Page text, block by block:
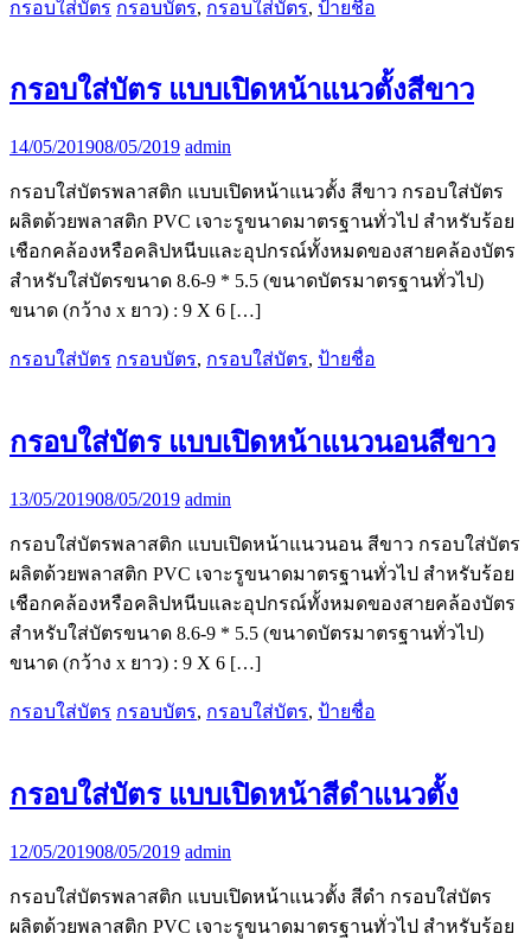
กรอบใส่บัตร กรอบบัตร, กรอบใส่บัตร, ป้ายชื่อ
กรอบใส่บัตร แบบเปิดหน้าแนวตั้งสีขาว
14/05/201908/05/2019 admin
กรอบใส่บัตรพลาสติก แบบเปิดหน้าแนวตั้ง สีขาว กรอบใส่บัตร
ผลิตด้วยพลาสติก PVC เจาะรูขนาดมาตรฐานทั่วไป สำหรับร้อย
เชือกคล้องหรือคลิปหนีบและอุปกรณ์ทั้งหมดของสายคล้องบัตร
สำหรับใส่บัตรขนาด 8.6-9 * 5.5 (ขนาดบัตรมาตรฐานทั่วไป)
ขนาด (กว้าง x ยาว) : 9 X 6 […]
กรอบใส่บัตร กรอบบัตร, กรอบใส่บัตร, ป้ายชื่อ
กรอบใส่บัตร แบบเปิดหน้าแนวนอนสีขาว
13/05/201908/05/2019 admin
กรอบใส่บัตรพลาสติก แบบเปิดหน้าแนวนอน สีขาว กรอบใส่บัตร
ผลิตด้วยพลาสติก PVC เจาะรูขนาดมาตรฐานทั่วไป สำหรับร้อย
เชือกคล้องหรือคลิปหนีบและอุปกรณ์ทั้งหมดของสายคล้องบัตร
สำหรับใส่บัตรขนาด 8.6-9 * 5.5 (ขนาดบัตรมาตรฐานทั่วไป)
ขนาด (กว้าง x ยาว) : 9 X 6 […]
กรอบใส่บัตร กรอบบัตร, กรอบใส่บัตร, ป้ายชื่อ
กรอบใส่บัตร แบบเปิดหน้าสีดำแนวตั้ง
12/05/201908/05/2019 admin
กรอบใส่บัตรพลาสติก แบบเปิดหน้าแนวตั้ง สีดำ กรอบใส่บัตร
ผลิตด้วยพลาสติก PVC เจาะรูขนาดมาตรฐานทั่วไป สำหรับร้อย